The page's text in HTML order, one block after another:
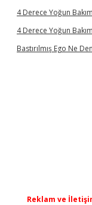
4 Derece Yoğun
4 Derece Yoğun
Bastırılmış Ego Ne
Reklam ve